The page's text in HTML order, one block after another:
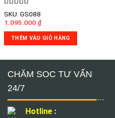
Được xếp
hạng 5.005
SKU: GS088
1.095.000 ₫
THÊM VÀO GIỎ HÀNG
CHĂM SOC TƯ VẤN
24/7
Hotline :